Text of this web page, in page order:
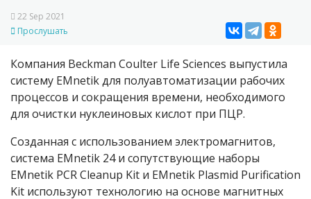
22 Sep 2021
Прослушать
Компания Beckman Coulter Life Sciences выпустила
систему EMnetik для полуавтоматизации рабочих
процессов и сокращения времени, необходимого
для очистки нуклеиновых кислот при ПЦР.
Созданная с использованием электромагнитов,
система EMnetik 24 и сопутствующие наборы
EMnetik PCR Cleanup Kit и EMnetik Plasmid Purification
Kit используют технологию на основе магнитных